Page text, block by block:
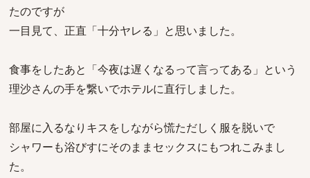
たのですが
一目見て、正直「十分ヤレる」と思いました。
食事をしたあと「今夜は遅くなるって言ってある」という
理沙さんの手を繋いでホテルに直行しました。
部屋に入るなりキスをしながら慌ただしく服を脱いで
シャワーも浴びすにそのままセックスにもつれこみまし
た。